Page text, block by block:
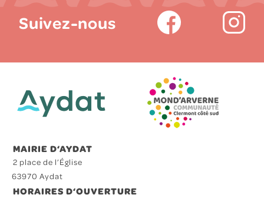
Suivez-nous
MAIRIE D‘AYDAT
2 place de l’Église
63970 Aydat
HORAIRES D‘OUVERTURE